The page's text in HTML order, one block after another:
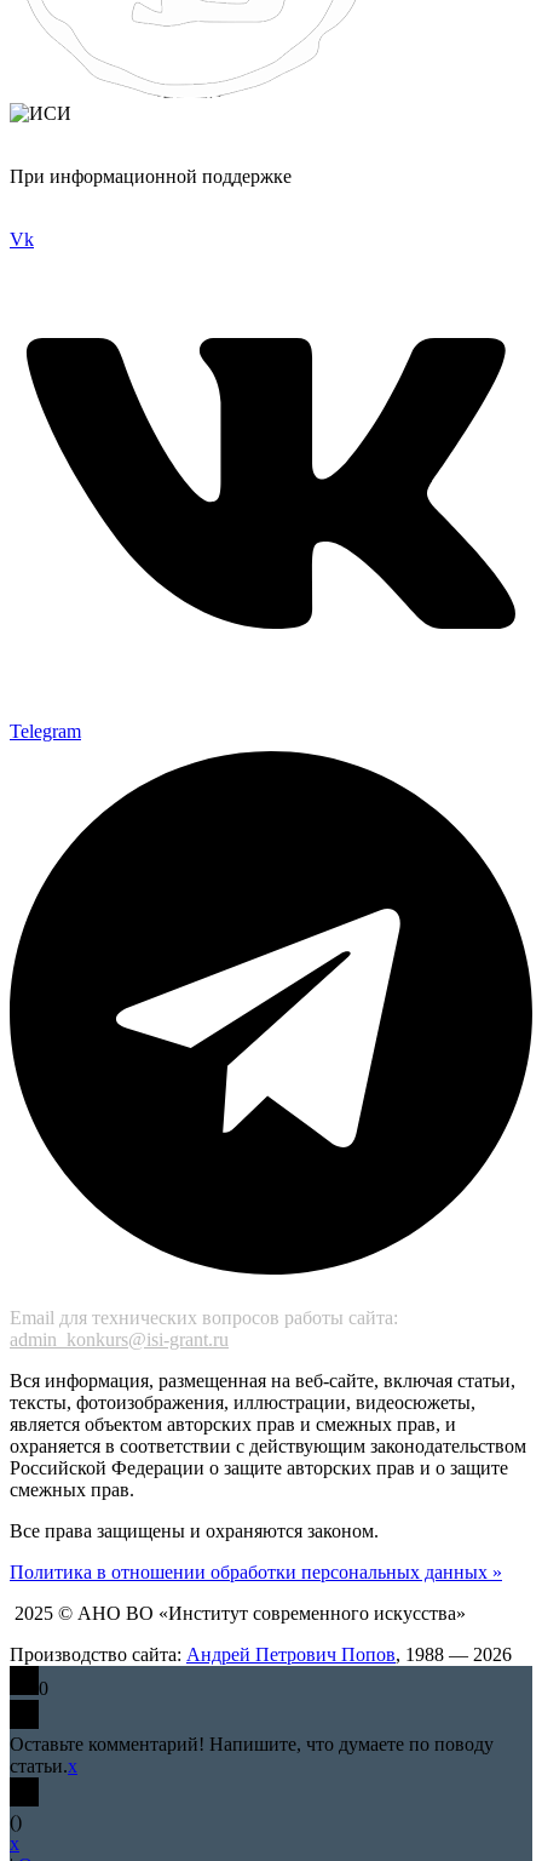
При информационной поддержке
Vk
Telegram
Email для технических вопросов работы сайта:
admin_konkurs@isi-grant.ru
Вся информация, размещенная на веб-сайте, включая статьи,
тексты, фотоизображения, иллюстрации, видеосюжеты,
является объектом авторских прав и смежных прав, и
охраняется в соответствии с действующим законодательством
Российской Федерации о защите авторских прав и о защите
смежных прав.
Все права защищены и охраняются законом.
Политика в отношении обработки персональных данных »
2025 © АНО ВО «Институт современного искусства»
Производство сайта: Андрей Петрович Попов, 1988 — 2026
0
Оставьте комментарий! Напишите, что думаете по поводу
статьи.x
()
x